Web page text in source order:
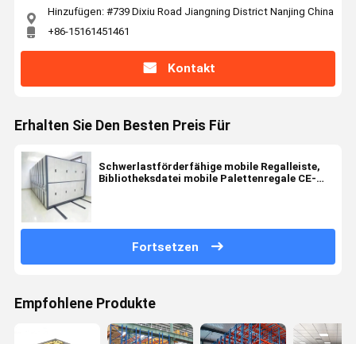
Hinzufügen: #739 Dixiu Road Jiangning District Nanjing China
+86-15161451461
Kontakt
Erhalten Sie Den Besten Preis Für
Schwerlastförderfähige mobile Regalleiste,
Bibliotheksdatei mobile Palettenregale CE-
Fortsetzen
Empfohlene Produkte